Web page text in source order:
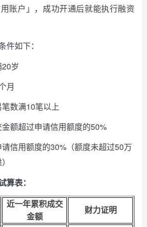
账户」，成功开通后就能执行融资
件如下：
岁
月
数满10笔以上
额超过申请信用额度的50%
信用额度的30%（额度未超过50万
算表：
近一年累积成交
金额
财力证明